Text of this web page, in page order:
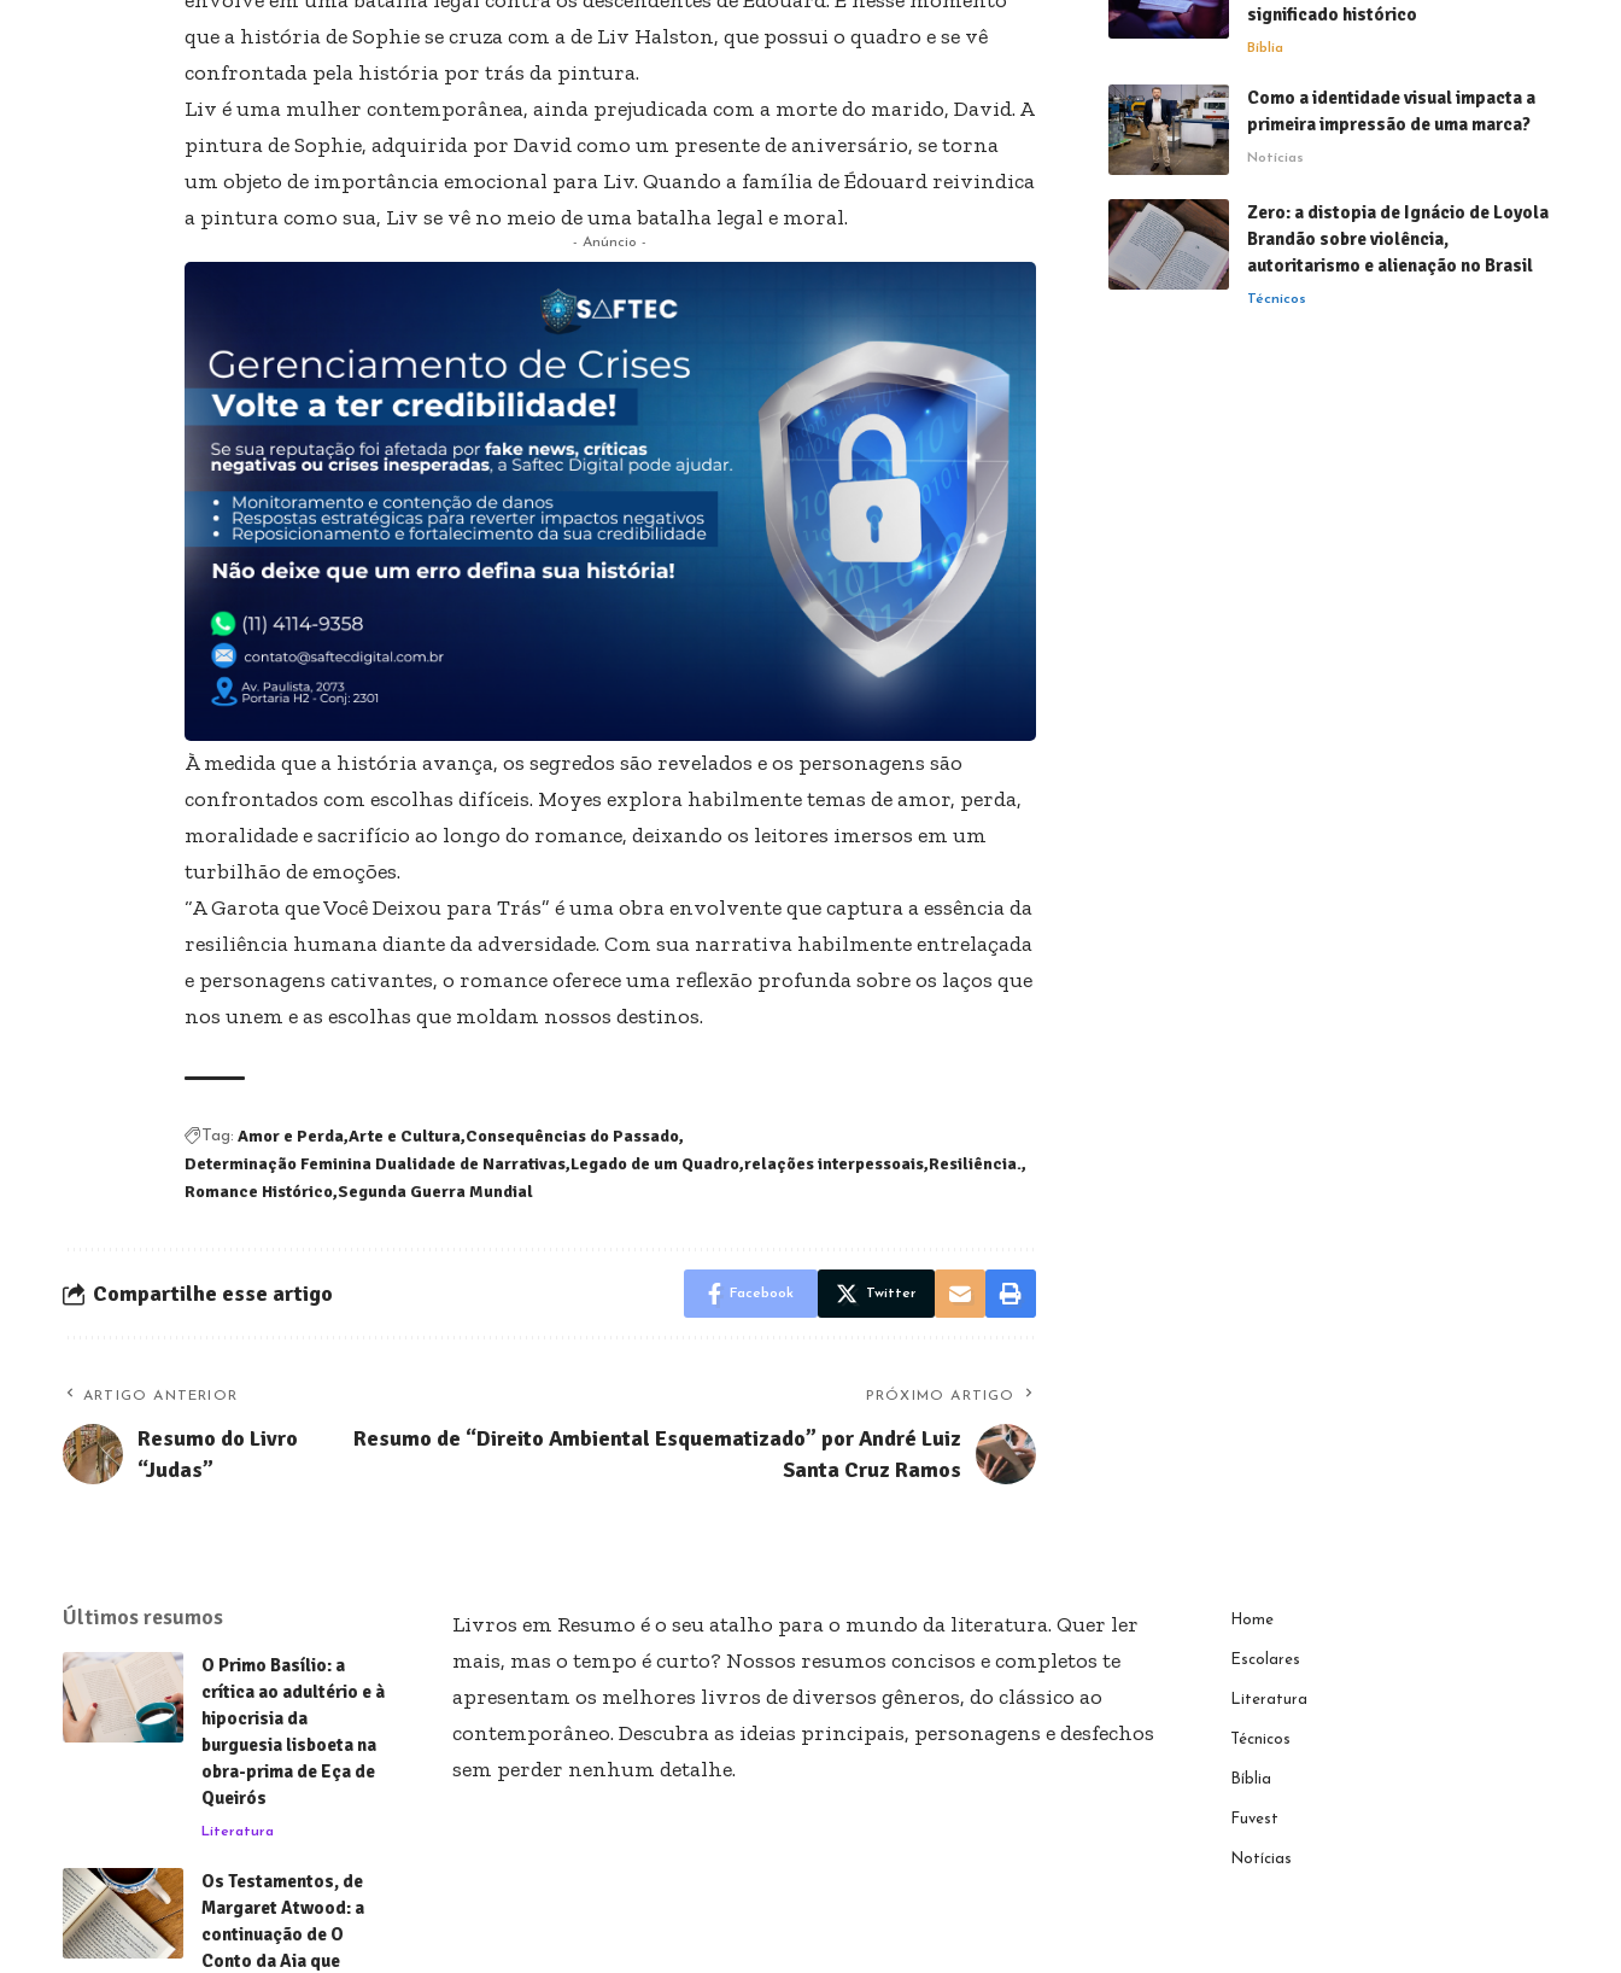
que a história de Sophie se cruza com a de Liv Halston, que possui o quadro e se vê
confrontada pela história por trás da pintura.
Liv é uma mulher contemporânea, ainda prejudicada com a morte do marido, David. A
pintura de Sophie, adquirida por David como um presente de aniversário, se torna
um objeto de importância emocional para Liv. Quando a família de Édouard reivindica
a pintura como sua, Liv se vê no meio de uma batalha legal e moral.
- Anúncio -
À medida que a história avança, os segredos são revelados e os personagens são
confrontados com escolhas difíceis. Moyes explora habilmente temas de amor, perda,
moralidade e sacrifício ao longo do romance, deixando os leitores imersos em um
turbilhão de emoções.
“A Garota que Você Deixou para Trás” é uma obra envolvente que captura a essência da
resiliência humana diante da adversidade. Com sua narrativa habilmente entrelaçada
e personagens cativantes, o romance oferece uma reflexão profunda sobre os laços que
nos unem e as escolhas que moldam nossos destinos.
Tag: Amor e Perda Arte e Cultura Consequências do Passado
Determinação Feminina Dualidade de Narrativas Legado de um Quadro relações interpessoais Resiliência.
Romance Histórico Segunda Guerra Mundial
Compartilhe esse artigo Facebook Twitter
ARTIGO ANTERIOR
Resumo do Livro
“Judas”
PRÓXIMO ARTIGO
Resumo de “Direito Ambiental Esquematizado” por André Luiz
Santa Cruz Ramos
significado histórico
Bíblia
Como a identidade visual impacta a
primeira impressão de uma marca?
Notícias
Zero: a distopia de Ignácio de Loyola
Brandão sobre violência,
autoritarismo e alienação no Brasil
Técnicos
Últimos resumos
O Primo Basílio: a
crítica ao adultério e à
hipocrisia da
burguesia lisboeta na
obra-prima de Eça de
Queirós
Literatura
Os Testamentos, de
Margaret Atwood: a
continuação de O
Conto da Aia que
Livros em Resumo é o seu atalho para o mundo da literatura. Quer ler
mais, mas o tempo é curto? Nossos resumos concisos e completos te
apresentam os melhores livros de diversos gêneros, do clássico ao
contemporâneo. Descubra as ideias principais, personagens e desfechos
sem perder nenhum detalhe.
Home
Escolares
Literatura
Técnicos
Bíblia
Fuvest
Notícias